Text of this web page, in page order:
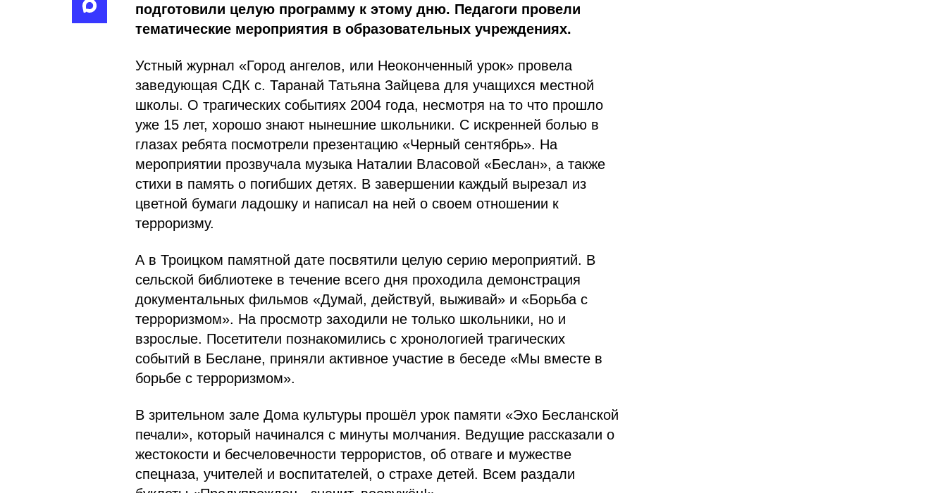
подготовили целую программу к этому дню. Педагоги провели
тематические мероприятия в образовательных учреждениях.
Устный журнал «Город ангелов, или Неоконченный урок» провела
заведующая СДК с. Таранай Татьяна Зайцева для учащихся местной
школы. О трагических событиях 2004 года, несмотря на то что прошло
уже 15 лет, хорошо знают нынешние школьники. С искренней болью в
глазах ребята посмотрели презентацию «Черный сентябрь». На
мероприятии прозвучала музыка Наталии Власовой «Беслан», а также
стихи в память о погибших детях. В завершении каждый вырезал из
цветной бумаги ладошку и написал на ней о своем отношении к
терроризму.
А в Троицком памятной дате посвятили целую серию мероприятий. В
сельской библиотеке в течение всего дня проходила демонстрация
документальных фильмов «Думай, действуй, выживай» и «Борьба с
терроризмом». На просмотр заходили не только школьники, но и
взрослые. Посетители познакомились с хронологией трагических
событий в Беслане, приняли активное участие в беседе «Мы вместе в
борьбе с терроризмом».
В зрительном зале Дома культуры прошёл урок памяти «Эхо Бесланской
печали», который начинался с минуты молчания. Ведущие рассказали о
жестокости и бесчеловечности террористов, об отваге и мужестве
спецназа, учителей и воспитателей, о страхе детей. Всем раздали